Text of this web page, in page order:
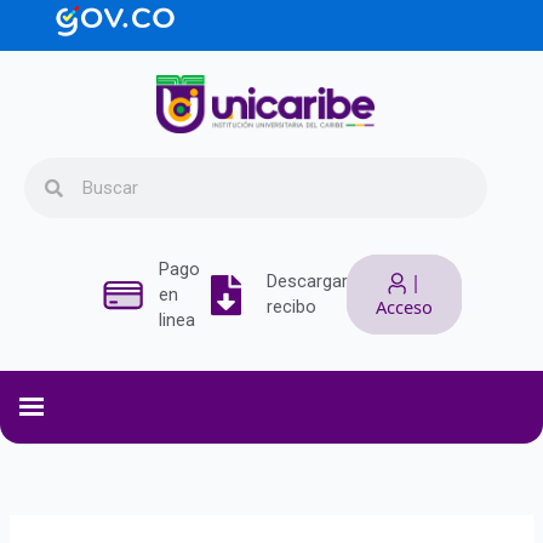
contenido
Pago
en
linea
Descargar
recibo
|
Acceso